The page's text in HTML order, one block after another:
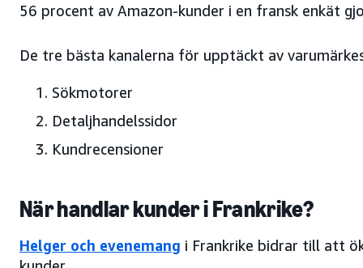
56 procent av Amazon-kunder i en fransk enkät
De tre bästa kanalerna för upptäckt av
Sökmotorer
Detaljhandelssidor
Kundrecensioner
När handlar kunder i Frankrike?
Helger och evenemang i Frankrike bidrar till att